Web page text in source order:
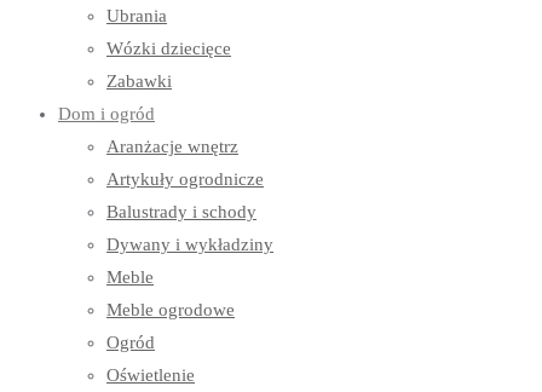
Ubrania
Wózki dziecięce
Zabawki
Dom i ogród
Aranżacje wnętrz
Artykuły ogrodnicze
Balustrady i schody
Dywany i wykładziny
Meble
Meble ogrodowe
Ogród
Oświetlenie